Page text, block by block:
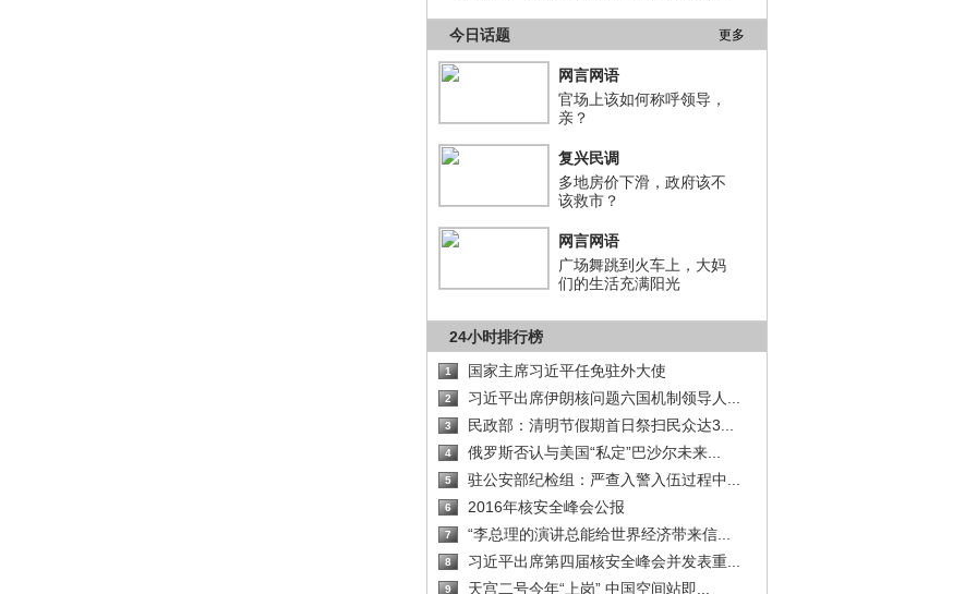
今日话题 更多
网言网语
官场上该如何称呼领导，
亲？
复兴民调
多地房价下滑，政府该不
该救市？
网言网语
广场舞跳到火车上，大妈
们的生活充满阳光
24小时排行榜
1 国家主席习近平任免驻外大使
2 习近平出席伊朗核问题六国机制领导人...
3 民政部：清明节假期首日祭扫民众达3...
4 俄罗斯否认与美国“私定”巴沙尔未来...
5 驻公安部纪检组：严查入警入伍过程中...
6 2016年核安全峰会公报
7 “李总理的演讲总能给世界经济带来信...
8 习近平出席第四届核安全峰会并发表重...
9 天宫二号今年“上岗” 中国空间站即...